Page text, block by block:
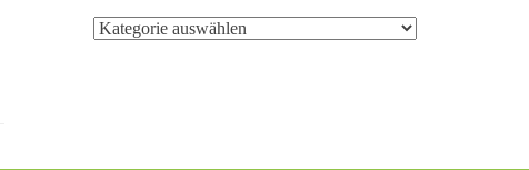
Kategorien